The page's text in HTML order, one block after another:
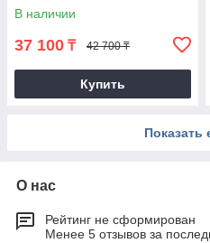
В наличии
37 100 ₸ 42 700 ₸
Купить
Показать
О нас
Рейтинг не сформирован
Менее 5 отзывов за